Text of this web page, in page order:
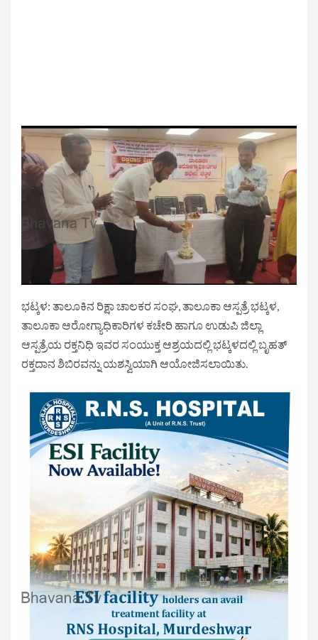
ಭಟ್ಕಳ: ತಾಲೂಕಿನ ರಿಕ್ಷಾ ಚಾಲಕರ ಸಂಘ, ತಾಲೂಕಾ ಆಸ್ಪತ್ರೆ ಭಟ್ಕಳ,
ತಾಲೂಕಾ ಆರೋಗ್ಯಾಧಿಕಾರಿಗಳ ಕಚೇರಿ ಹಾಗೂ ಉಡುಪಿ ಜಿಲ್ಲಾ
ಆಸ್ಪತ್ರೆಯ ರಕ್ತನಿಧಿ ಇವರ ಸಂಯುಕ್ತ ಆಶ್ರಯದಲ್ಲಿ ಭಟ್ಕಳದಲ್ಲಿ ಬೃಹತ್
ರಕ್ತದಾನ ಶಿಬಿರವನ್ನು ಯಶಸ್ವಿಯಾಗಿ ಆಯೋಜಿಸಲಾಯಿತು.